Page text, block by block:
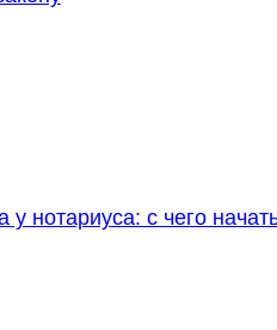
нотариуса: с чего